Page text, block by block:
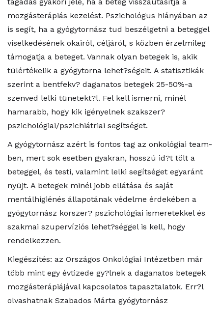
mozgásterápiás kezelést. Pszichológus hiányában az
is segít, ha a gyógytornász tud beszélgetni a beteggel
viselkedésének okairól, céljáról, s közben érzelmileg
támogatja a beteget. Vannak olyan betegek is, akik
túlértékelik a gyógytorna lehet?ségeit. A statisztikák
szerint a bentfekv? daganatos betegek 25-50%-a
szenved lelki tünetekt?l. Fel kell ismerni, minél
hamarabb, hogy kik igényelnek szakszer?
pszichológiai/pszichiátriai segítséget.
A gyógytornász azért is fontos tag az onkológiai team-
ben, mert sok esetben gyakran, hosszú id?t tölt a
beteggel, és testi, valamint lelki segítséget egyaránt
nyújt. A betegek minél jobb ellátása és saját
mentálhigiénés állapotának védelme érdekében a
gyógytornász korszer? pszichológiai ismeretekkel és
szakmai szupervíziós lehet?séggel is kell, hogy
rendelkezzen.
Kiegészítés: az Országos Onkológiai Intézetben már
több mint egy évtizede gy?lnek a daganatos betegek
mozgásterápiájával kapcsolatos tapasztalatok. Err?l
olvashatnak Szabados Márta gyógytornász